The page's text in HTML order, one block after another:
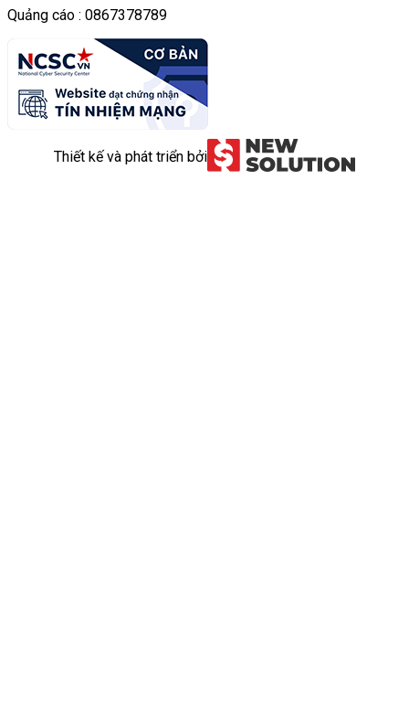
Quảng cáo : 0867378789
Thiết kế và phát triển bởi